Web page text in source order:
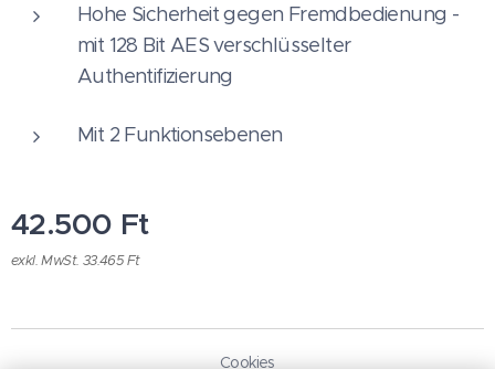
Hohe Sicherheit gegen Fremdbedienung -
mit 128 Bit AES verschlüsselter
Authentifizierung
Mit 2 Funktionsebenen
42.500 Ft
exkl. MwSt. 33.465 Ft
Cookies